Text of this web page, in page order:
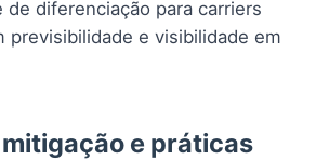
de diferenciação para carriers
previsibilidade e visibilidade em
e práticas